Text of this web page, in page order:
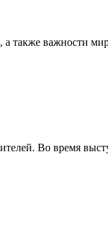
также важности
Во время